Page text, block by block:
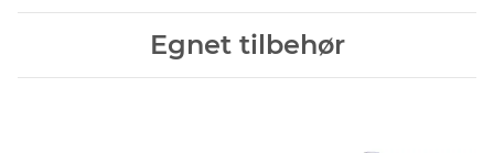
Egnet tilbehør